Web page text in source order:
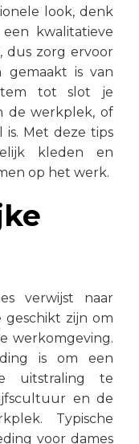
look, denk
kwalitatieve
dus zorg ervoor
is van
tot slot je
de werkplek, of
Met deze tips
kleden en
op het werk.
verwijst naar
zijn om
werkomgeving.
is om een
uitstraling te
en de
Typische
voor dames